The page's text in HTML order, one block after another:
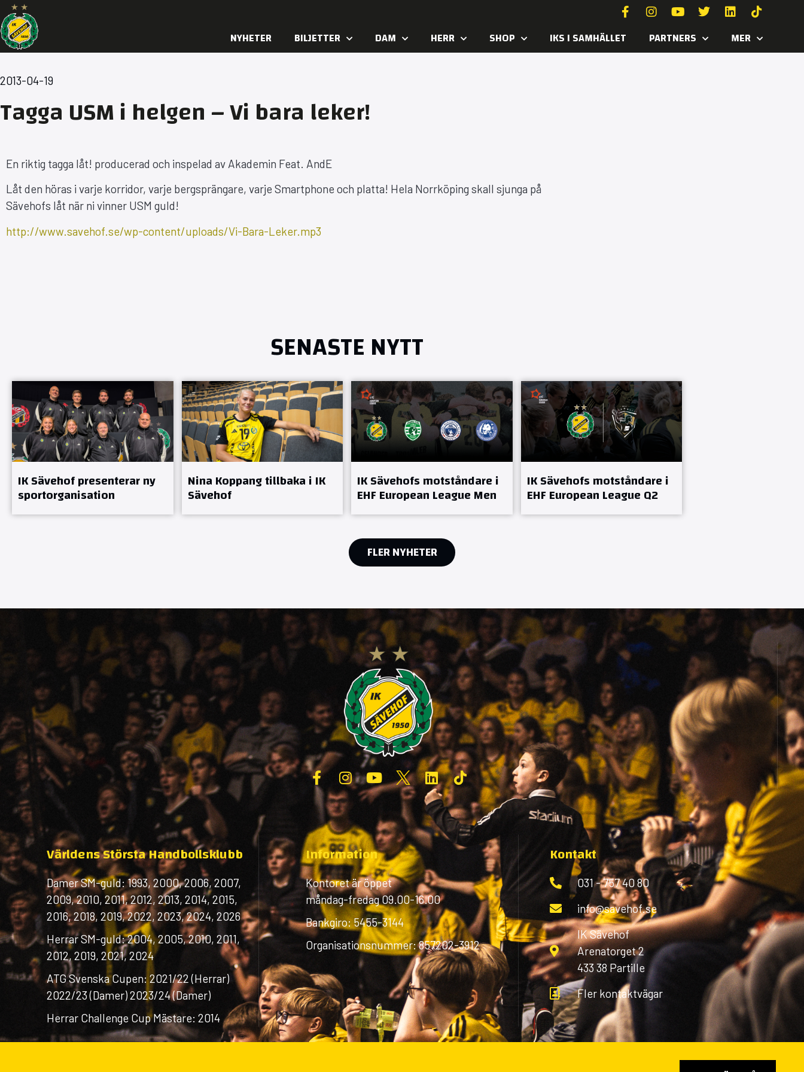
NYHETER BILJETTER DAM HERR SHOP IKS I SAMHÄLLET PARTNERS MER
2013-04-19
Tagga USM i helgen – Vi bara leker!
En riktig tagga låt! producerad och inspelad av Akademin Feat. AndE
Låt den höras i varje korridor, varje bergsprängare, varje Smartphone och platta! Hela Norrköping skall sjunga på
Sävehofs låt när ni vinner USM guld!
http://www.savehof.se/wp-content/uploads/Vi-Bara-Leker.mp3
SENASTE NYTT
IK Sävehof presenterar ny
sportorganisation
Nina Koppang tillbaka i IK
Sävehof
IK Sävehofs motståndare i
EHF European League Men
IK Sävehofs motståndare i
EHF European League Q2
FLER NYHETER
Världens Största Handbollsklubb
Damer SM-guld: 1993, 2000, 2006, 2007,
2009, 2010, 2011, 2012, 2013, 2014, 2015,
2016, 2018, 2019, 2022, 2023, 2024, 2026
Herrar SM-guld: 2004, 2005, 2010, 2011,
2012, 2019, 2021, 2024
ATG Svenska Cupen: 2021/22 (Herrar)
2022/23 (Damer) 2023/24 (Damer)
Herrar Challenge Cup Mästare: 2014
Information
Kontoret är öppet
måndag-fredag 09.00-16.00
Bankgiro: 5455-3144
Organisationsnummer: 857202-3912
Kontakt
031 - 757 40 80
info@savehof.se
IK Sävehof
Arenatorget 2
433 38 Partille
Fler kontaktvägar